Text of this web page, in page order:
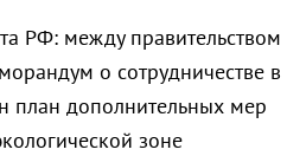
РФ: между правительством
о сотрудничестве в
план дополнительных мер
зоне